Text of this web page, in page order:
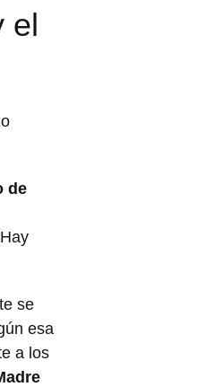
el
de
se
esa
a los